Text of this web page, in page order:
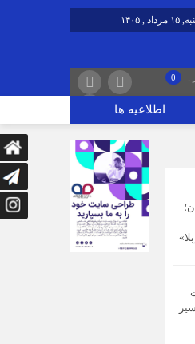
۱۴۰۵
:
0
اطلاعیه ها
حال‌وهوای کربلا»